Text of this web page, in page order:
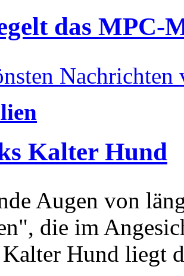
das MPC-
Nachrichten
Kalter Hund
Augen von
die im
Hund liegt